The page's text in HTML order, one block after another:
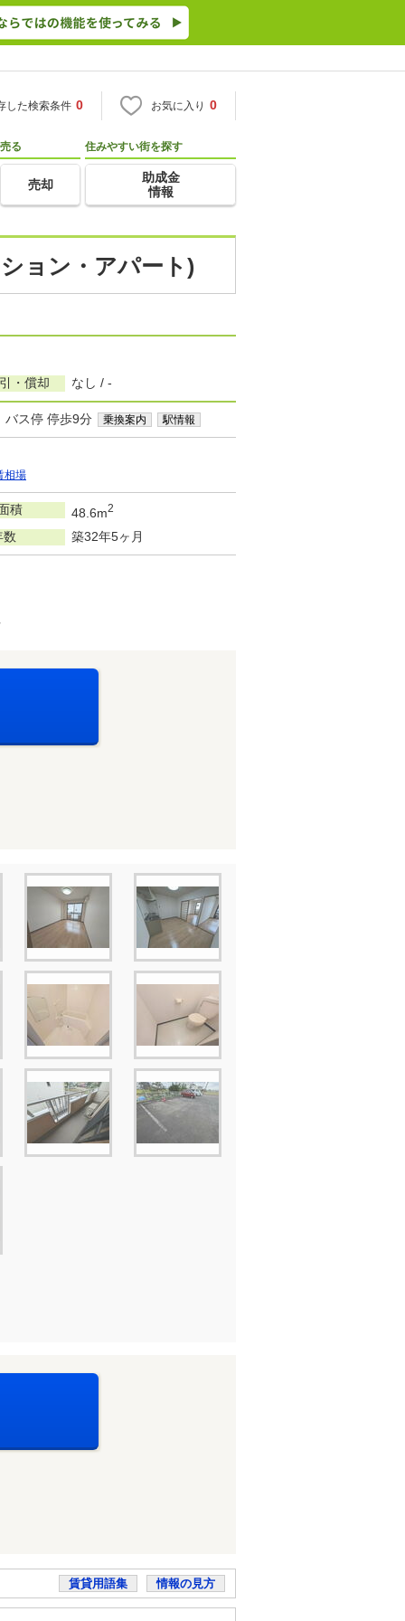
した検索条件 0 お気に入り 0
売る
売却
住みやすい街を探す
助成金
情報
ョン・アパート)
・償却 なし / -
バス停 停歩9分 乗換案内 駅情報
相場
積 48.6m2
数 築32年5ヶ月
賃貸用語集 情報の見方